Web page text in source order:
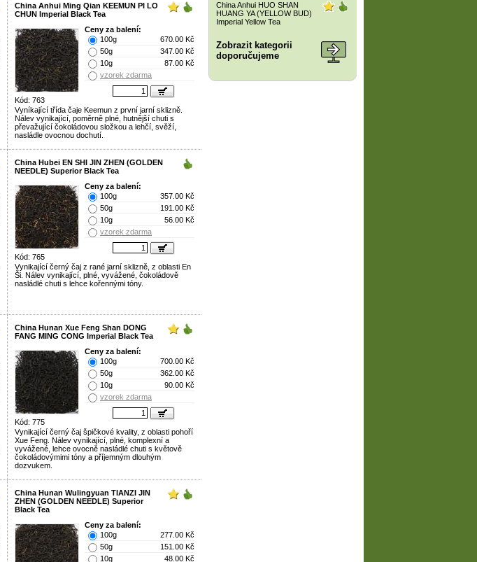
China Anhui Ming Qian KEEMUN PI LO
CHUN Imperial Black Tea
Kód: 763
Ceny za balení:
100g
670.00 Kč
50g
347.00 Kč
10g
87.00 Kč
vzorek zdarma
Vyníkající třída čaje Keemun z první jarní sklizně.
Nálev vynikající, poměrně plné, hutnější chuti s
převažující čokoládovou složkou a lehčí, svěží,
nasládle ovocnou dochutí.
China Hubei EN SHI JIN ZHEN (GOLDEN
NEEDLE) Superior Black Tea
Kód: 765
Ceny za balení:
100g
357.00 Kč
50g
191.00 Kč
10g
56.00 Kč
vzorek zdarma
Vynikající černý čaj z rané jarní sklizně, z oblasti En
Ši. Nálev vynikající, plné, vyvážené, čokoládově
nasládlé chuti s lehce kořennými tóny.
China Hunan Xue Feng Shan DONG
FANG MING CONG Imperial Black Tea
Kód: 775
Ceny za balení:
100g
700.00 Kč
50g
362.00 Kč
10g
90.00 Kč
vzorek zdarma
Vynikající černý čaj špičkové kvality, z oblasti pohoří
Xue Feng. Nálev vynikající, plné, komplexní a
vyvážené, lehce ovocně nasládlé chuti s květově
čokoládovýmimi tóny a příjemným dlouhým
dozvukem.
China Hunan Wulingyuan TIANZI JIN
ZHEN (GOLDEN NEEDLE) Superior
Black Tea
Ceny za balení:
100g
277.00 Kč
50g
151.00 Kč
10g
48.00 Kč
China Anhui HUO SHAN
HUANG YA (YELLOW BUD)
Imperial Yellow Tea
Zobrazit kategorii
doporučujeme